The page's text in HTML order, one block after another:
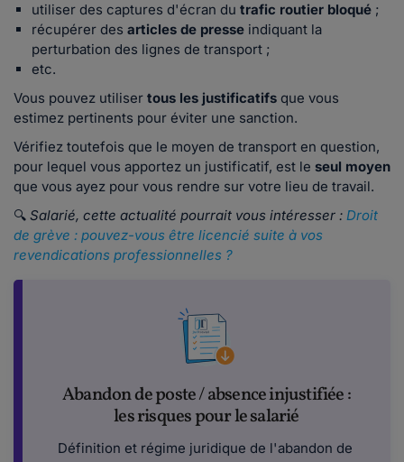
utiliser des captures d'écran du trafic routier bloqué ;
récupérer des articles de presse indiquant la
perturbation des lignes de transport ;
etc.
Vous pouvez utiliser tous les justificatifs que vous
estimez pertinents pour éviter une sanction.
Vérifiez toutefois que le moyen de transport en question,
pour lequel vous apportez un justificatif, est le seul moyen
que vous ayez pour vous rendre sur votre lieu de travail.
🔍 Salarié, cette actualité pourrait vous intéresser : Droit
de grève : pouvez-vous être licencié suite à vos
revendications professionnelles ?
Abandon de poste / absence injustifiée :
les risques pour le salarié
Définition et régime juridique de l'abandon de